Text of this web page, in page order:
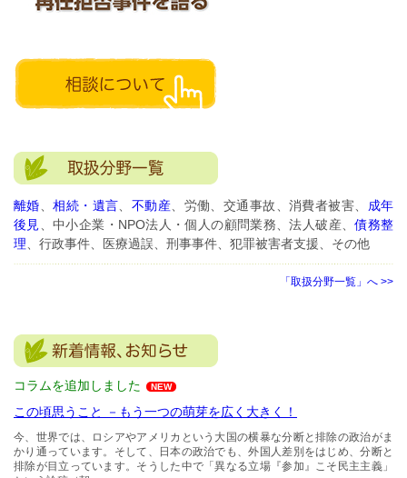
離婚 、相続・遺言 不動産 、労働、交通事故、消費者被害、 成年
後見
、中小企業・NPO法人・個人の顧問業務、法人破産、債務整
理 、行政事件、医療過誤、刑事事件、犯罪被害者支援、その他
「取扱分野一覧」へ >>
コラムを追加しました NEW
この頃思うこと －もう一つの萌芽を広く大きく！
今、世界では、ロシアやアメリカという大国の横暴な分断と排除の政治がま
かり通っています。そして、日本の政治でも、外国人差別をはじめ、分断と
排除が目立っています。そうした中で「異なる立場『参加』こそ民主主義」